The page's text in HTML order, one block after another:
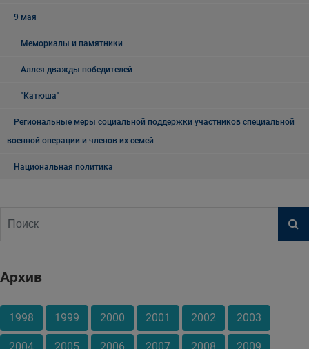
9 мая
Мемориалы и памятники
Аллея дважды победителей
"Катюша"
Региональные меры социальной поддержки участников специальной
военной операции и членов их семей
Национальная политика
Архив
1998 1999 2000 2001 2002 2003